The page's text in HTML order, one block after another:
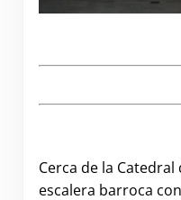
Cerca de la
escalera barroca